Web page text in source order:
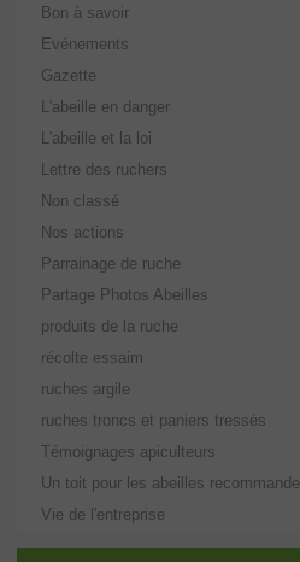
Bon à savoir
Evénements
Gazette
L'abeille en danger
L'abeille et la loi
Lettre des ruchers
Non classé
Nos actions
Parrainage de ruche
Partage Photos Abeilles
produits de la ruche
récolte essaim
ruches argile
ruches troncs et paniers tressés
Témoignages apiculteurs
Un toit pour les abeilles recommande
Vie de l'entreprise